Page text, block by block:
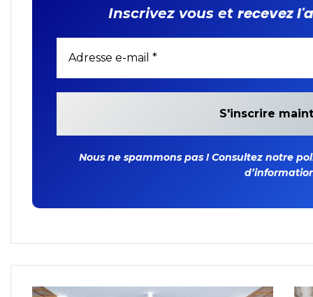
Inscrivez vous et recevez
Nous ne spammons pas ! Consultez notre